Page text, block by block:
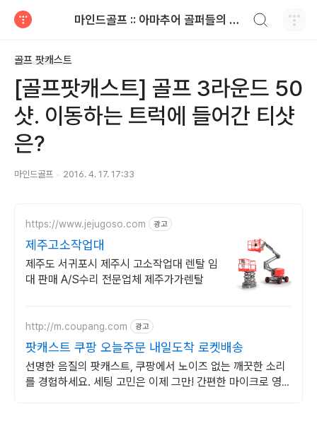
마인드골프 :: 아마추어 골퍼들의 공감 골프 이야기
골프 팟캐스트
[골프팟캐스트] 골프 3라운드 50
샷. 이동하는 트럭에 들어간 티샷
은?
마인드골프 2016. 4. 17. 17:33
https://www.jejugoso.com 광고
제주고소작업대
제주도 서귀포시 제주시 고소작업대 렌탈 임
대 판매 A/S수리 전문업체 제주가가렌탈
http://m.coupang.com 광고
팟캐스트 쿠팡 오늘주문 내일도착 로켓배송
선명한 음질의 팟캐스트, 쿠팡에서 노이즈 없는 깨끗한 소리
를 경험하세요. 세팅 고민은 이제 그만! 간편한 마이크로 영상